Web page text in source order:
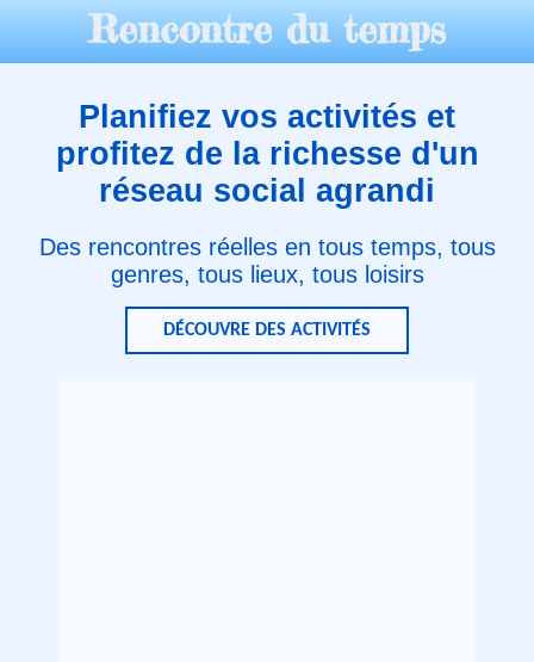
Rencontre du temps
Planifiez vos activités et
profitez de la richesse d'un
réseau social agrandi
Des rencontres réelles en tous temps, tous
genres, tous lieux, tous loisirs
DÉCOUVRE DES ACTIVITÉS